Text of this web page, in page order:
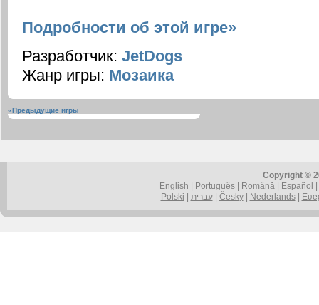
Подробности об этой игре»
Разработчик: JetDogs
Жанр игры: Мозаика
«Предыдущие игры
Copyright ©
English
Português Română Español
Polski
עברית| Česky| Nederlands|